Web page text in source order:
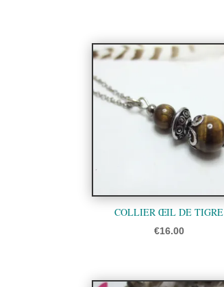
COLLIER ŒIL DE TIGRE
€16.00